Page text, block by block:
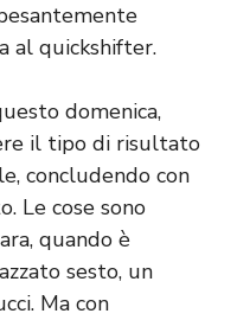
al quickshifter.
domenica,
il tipo di risultato
concludendo con
Le cose sono
quando è
sesto, un
Ma con